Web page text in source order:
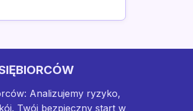
Analizujemy ryzyko,
Twój bezpieczny start w